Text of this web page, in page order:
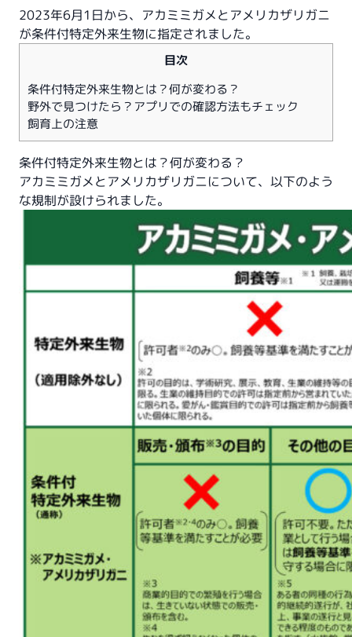
2023年6月1日から、アカミミガメとアメリカザリガニ
が条件付特定外来生物に指定されました。
目次
条件付特定外来生物とは？何が変わる？
野外で見つけたら？アプリでの確認方法もチェック
飼育上の注意
条件付特定外来生物とは？何が変わる？
アカミミガメとアメリカザリガニについて、以下のよう
な規制が設けられました。